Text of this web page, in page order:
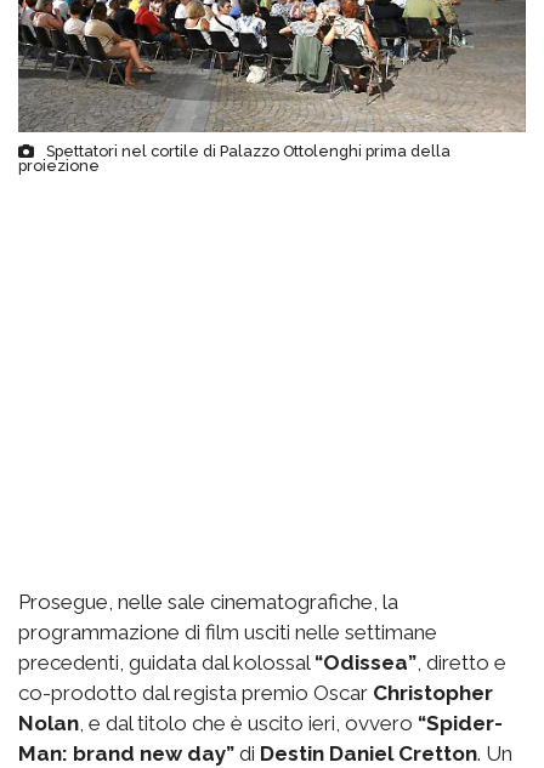
Spettatori nel cortile di Palazzo Ottolenghi prima della
proiezione
Prosegue, nelle sale cinematografiche, la
programmazione di film usciti nelle settimane
precedenti, guidata dal kolossal “Odissea”, diretto e
co-prodotto dal regista premio Oscar Christopher
Nolan, e dal titolo che è uscito ieri, ovvero “Spider-
Man: brand new day” di Destin Daniel Cretton. Un